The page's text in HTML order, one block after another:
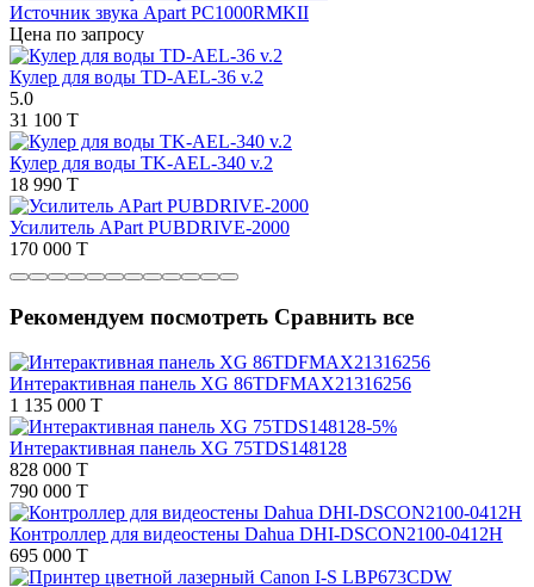
Источник звука Apart PC1000RMKII
Цена по запросу
Кулер для воды TD-AEL-36 v.2
5.0
31 100 T
Кулер для воды TK-AEL-340 v.2
18 990 T
Усилитель APart PUBDRIVE-2000
170 000 T
Рекомендуем посмотреть Сравнить все
Интерактивная панель XG 86TDFMAX21316256
1 135 000 T
-5%
Интерактивная панель XG 75TDS148128
828 000 T
790 000 T
Контроллер для видеостены Dahua DHI-DSCON2100-0412H
695 000 T